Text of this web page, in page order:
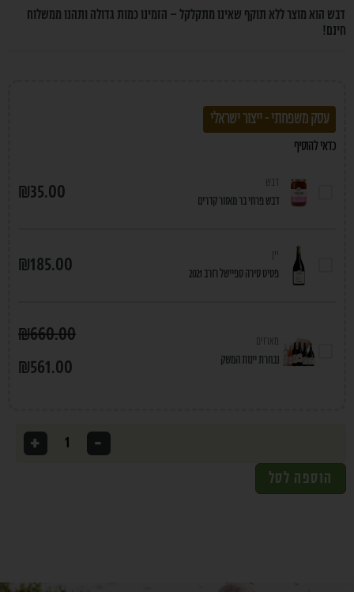
דבש הוא מוצר ללא תוקף שאינו מתקלקל – הזמינו כמות גדולה ותהנו ממשלוח
חינם!
עסק משפחתי - ייצור ישראלי
כדאי להוסיף
דבש
דבש פרחי בר מאזור קדרים
₪35.00
יין
פטיט סירה ספיישל רזרב 2021
₪185.00
מארזים
נבחרת יינות המשק
₪660.00
₪561.00
-
+
הוספה לסל